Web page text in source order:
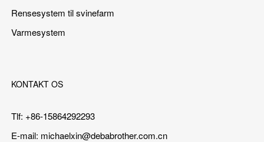
Rensesystem til svinefarm
Varmesystem
KONTAKT OS
Tlf: +86-15864292293
E-mail: michaelxin@debabrother.com.cn